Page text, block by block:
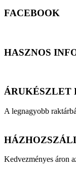
FACEBOOK
HASZNOS
ÁRUKÉSZLET
A legnagyobb
Kedvezményes áron